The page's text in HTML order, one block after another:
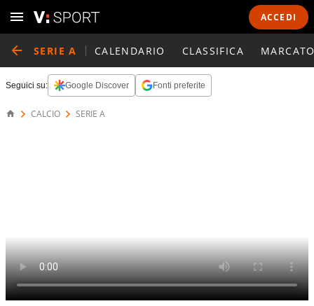
ACCEDI
SERIE A CALENDARIO CLASSIFICA
Seguici su: Google Discover Fonti preferite
CALCIO SERIE A